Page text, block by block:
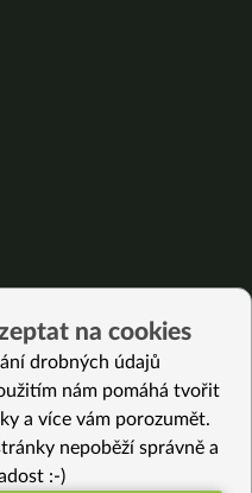
omáčka, dýňová
na cookies
drobných údajů
nám pomáhá tvořit
a více vám porozumět.
nepoběží správně a
:-)